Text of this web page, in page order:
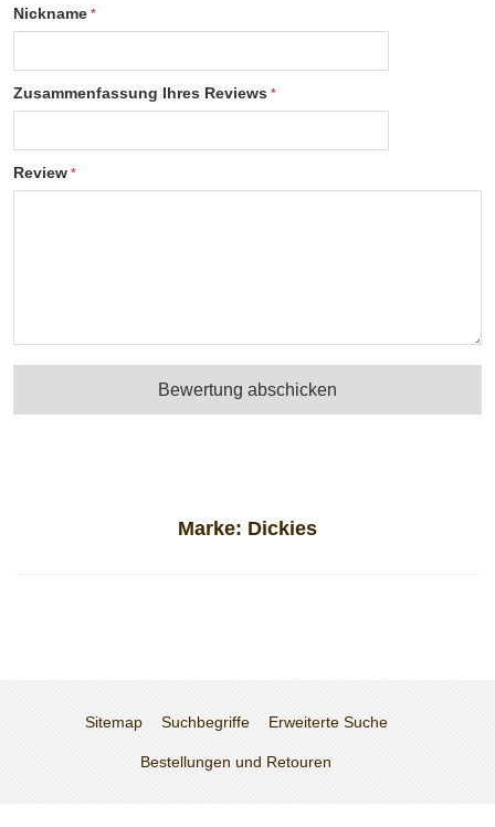
Marke: Dickies
Nickname
Zusammenfassung Ihres Reviews
Review
Bewertung abschicken
Sitemap Suchbegriffe Erweiterte Suche
Bestellungen und Retouren